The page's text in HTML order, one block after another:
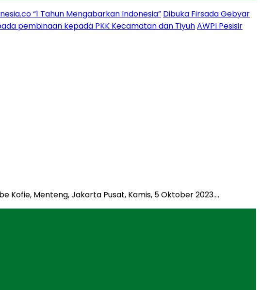
“1 Tahun Mengabarkan Indonesia” Dibuka Firsada Gebyar
pembinaan kepada PKK Kecamatan dan TiyuhAWPI Pesisir
Kofie, Menteng, Jakarta Pusat, Kamis, 5 Oktober 2023….